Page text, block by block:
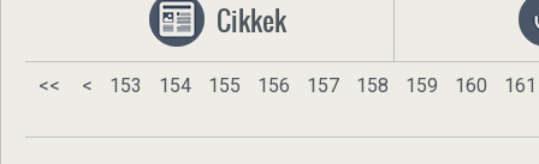
Cikkek
<< < 153 154 155 156 157 158 159 160 161